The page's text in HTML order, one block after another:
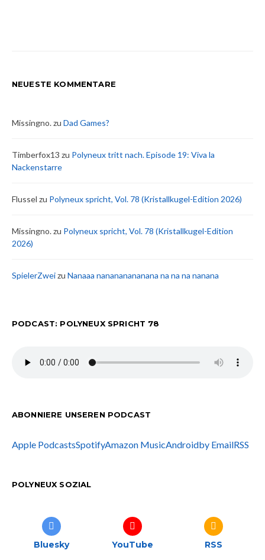
NEUESTE KOMMENTARE
Missingno.zu Dad Games?
Timberfox13 zu Polyneux tritt nach. Episode 19: Viva la
Nackenstarre
Flussel zu Polyneux spricht, Vol. 78 (Kristallkugel-Edition 2026)
Missingno.zu Polyneux spricht, Vol. 78 (Kristallkugel-Edition
2026)
SpielerZweizu Nanaaa nanananananana na na na nanana
PODCAST: POLYNEUX SPRICHT 78
ABONNIERE UNSEREN PODCAST
Apple PodcastsSpotifyAmazon MusicAndroidby EmailRSS
POLYNEUX SOZIAL
Bluesky YouTube RSS